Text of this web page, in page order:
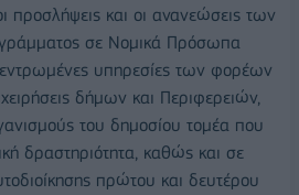
προσλήψεις και οι ανανεώσεις των
σε Νομικά Πρόσωπα
υπηρεσίες των φορέων
δήμων και Περιφερειών,
του δημοσίου τομέα που
δραστηριότητα, καθώς και σε
πρώτου και δευτέρου